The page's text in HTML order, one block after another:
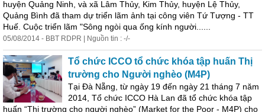
huyện Quảng Ninh, và xã Lâm Thủy, Kim Thủy, huyện Lệ Thủy,
Quảng Bình đã tham dự triển lãm ảnh tại công viên Tứ Tượng - TT
Huế. Cuộc triển lãm "Sông ngòi qua ống kính người......
05/08/2014 - BBT RDPR | Nguồn tin : -/-
Tổ chức ICCO tổ chức khóa tập huấn Thị
trường cho Người nghèo (M4P)
Tại Đà Nẵng, từ ngày 19 đến ngày 21 tháng 7 năm
2014, Tổ chức ICCO Hà Lan đã tổ chức khóa tập
huấn “Thị trường cho người nghèo” (Market for the Poor - M4P) cho